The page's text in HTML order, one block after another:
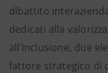
dibattito
dedicati alla
all’inclusione, due
fattore strategico di